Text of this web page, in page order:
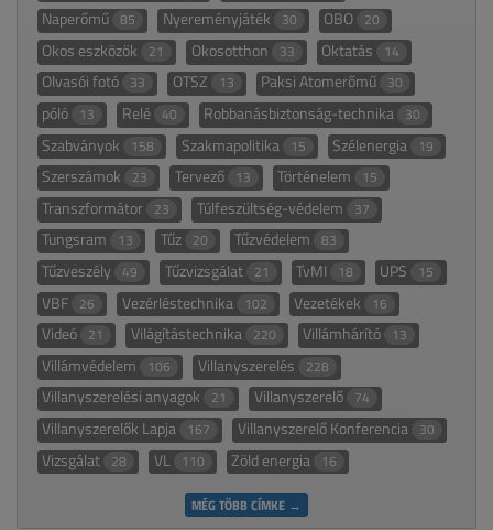
Naperőmű 85 Nyereményjáték 30 OBO 20
Okos eszközök 21 Okosotthon 33 Oktatás 14
Olvasói fotó 33 OTSZ 13 Paksi Atomerőmű 30
póló 13 Relé 40 Robbanásbiztonság-technika 30
Szabványok 158 Szakmapolitika 15 Szélenergia 19
Szerszámok 23 Tervező 13 Történelem 15
Transzformátor 23 Túlfeszültség-védelem 37
Tungsram 13 Tűz 20 Tűzvédelem 83
Tűzveszély 49 Tűzvizsgálat 21 TvMI 18 UPS 15
VBF 26 Vezérléstechnika 102 Vezetékek 16
Videó 21 Világítástechnika 220 Villámhárító 13
Villámvédelem 106 Villanyszerelés 228
Villanyszerelési anyagok 21 Villanyszerelő 74
Villanyszerelők Lapja 167 Villanyszerelő Konferencia 30
Vizsgálat 28 VL 110 Zöld energia 16
MÉG TÖBB CÍMKE →